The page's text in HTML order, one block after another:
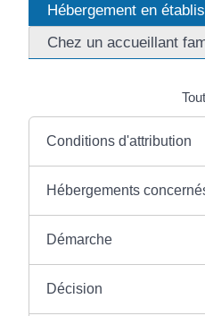
Hébergement en
Chez un accueillant
Conditions d'attribution
Hébergements
Démarche
Décision